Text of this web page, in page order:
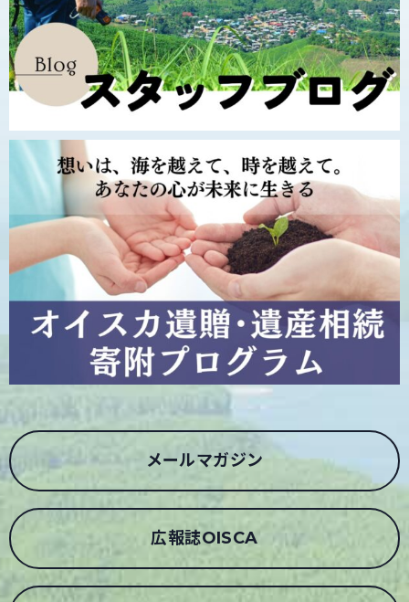
メールマガジン
広報誌OISCA